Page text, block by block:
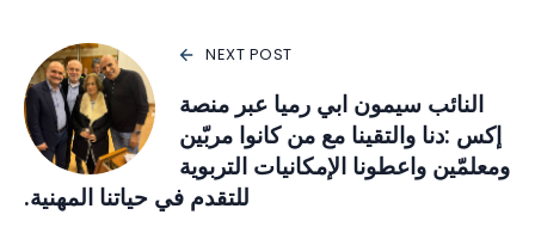
NEXT POST
النائب سيمون ابي رميا عبر منصة
إكس :دنا والتقينا مع من كانوا مربّين
ومعلمّين واعطونا الإمكانيات التربوية
للتقدم في حياتنا المهنية.